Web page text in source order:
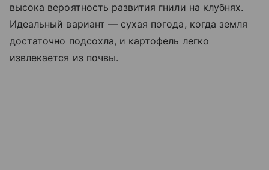
высока вероятность развития гнили на клубнях.
Идеальный вариант — сухая погода, когда земля
достаточно подсохла, и картофель легко
извлекается из почвы.